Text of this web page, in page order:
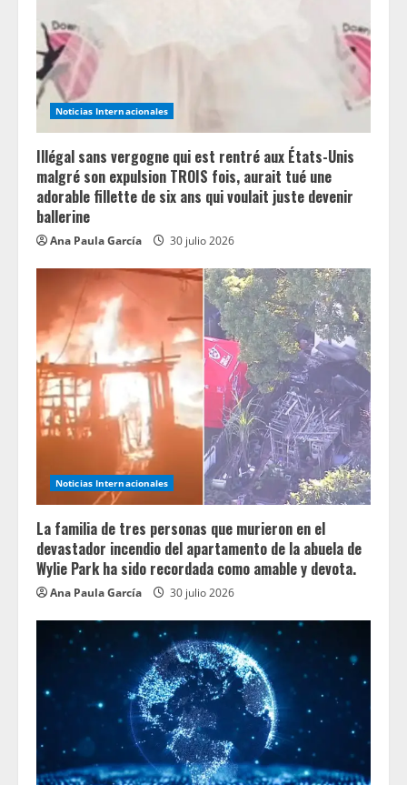
Noticias Internacionales
Illégal sans vergogne qui est rentré aux États-Unis
malgré son expulsion TROIS fois, aurait tué une
adorable fillette de six ans qui voulait juste devenir
ballerine
Ana Paula García 30 julio 2026
Noticias Internacionales
La familia de tres personas que murieron en el
devastador incendio del apartamento de la abuela de
Wylie Park ha sido recordada como amable y devota.
Ana Paula García 30 julio 2026